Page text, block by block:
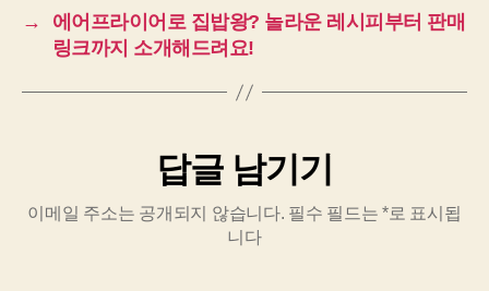
→
에어프라이어로 집밥왕? 놀라운 레시피부터 판매
링크까지 소개해드려요!
답글 남기기
이메일 주소는 공개되지 않습니다. 필수 필드는*로 표시됩
니다